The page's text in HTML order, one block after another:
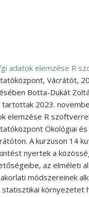
adatok elemzése R
Vácrátót,
Botta-Dukát
tartottak 2023.
elemzése R
Ökológiai és
A kurzuson 14
nyertek a
az elméleti
módszereinek
környezetet